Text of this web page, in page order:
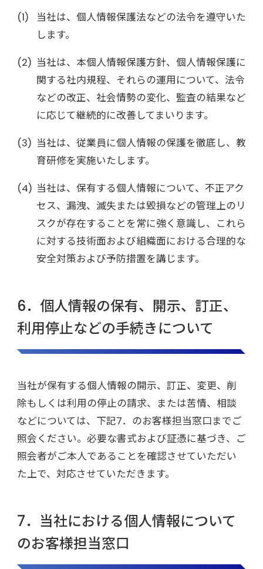
当社は、個人情報保護法などの法令を遵守いた
します。
当社は、本個人情報保護方針、個人情報保護に
関する社内規程、それらの運用について、法令
などの改正、社会情勢の変化、監査の結果など
に応じて継続的に改善してまいります。
当社は、従業員に個人情報の保護を徹底し、教
育研修を実施いたします。
当社は、保有する個人情報について、不正アク
セス、漏洩、滅失または毀損などの管理上のリ
スクが存在することを常に強く意識し、これら
に対する技術面および組織面における合理的な
安全対策および予防措置を講じます。
6．個人情報の保有、開示、訂正、
利用停止などの手続きについて
当社が保有する個人情報の開示、訂正、変更、削
除もしくは利用の停止の請求、または苦情、相談
などについては、下記7．のお客様担当窓口までご
照会ください。必要な書式および証憑に基づき、ご
照会者がご本人であることを確認させていただい
た上で、対応させていただきます。
7．当社における個人情報について
のお客様担当窓口